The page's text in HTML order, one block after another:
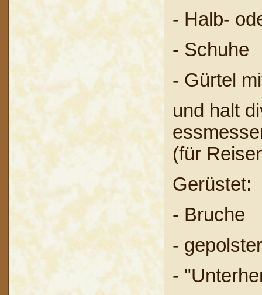
- Halb-
- Schuhe
- Gürtel
und halt
(für
Gerüstet:
- Bruche
-
-